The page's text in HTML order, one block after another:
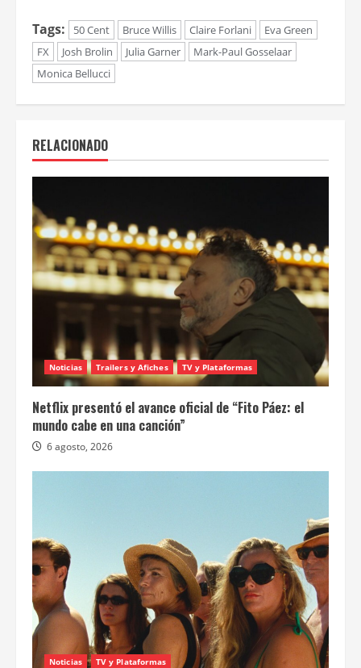
Tags: 50 Cent Bruce Willis Claire Forlani
Eva Green
FX
Josh Brolin Julia Garner
Mark-Paul Gosselaar
Monica Bellucci
RELACIONADO
Noticias Trailers y Afiches TV y Plataformas
Netflix presentó el avance oficial de “Fito Páez: el
mundo cabe en una canción”
6 agosto, 2026
Noticias TV y Plataformas